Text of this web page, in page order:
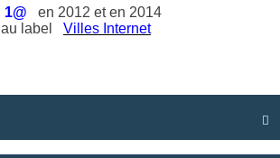
1@
en 2012 et en 2014
au label
Villes Internet
